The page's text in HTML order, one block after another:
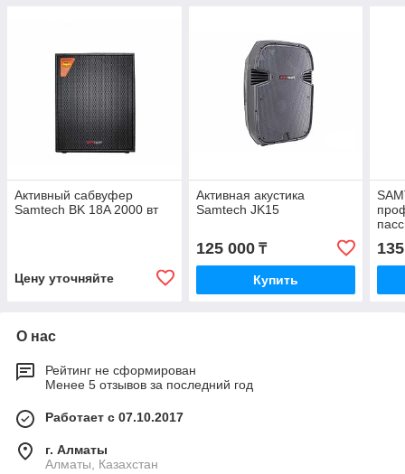
Активный сабвуфер
Samtech BK 18A 2000 вт
Цену уточняйте
Активная акустика
Samtech JK15
125 000₸
Купить
О нас
Рейтинг не сформирован
Менее 5 отзывов за последний год
Работает с 07.10.2017
г. Алматы
Алматы, Казахстан